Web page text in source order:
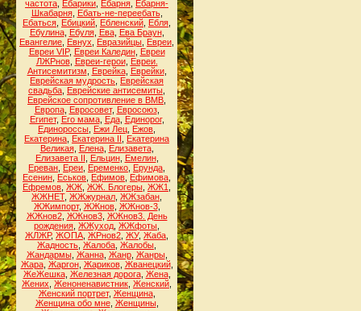
частота Ебарики Ебарня Ебарня-
Шкабарня, Ебать-не-переебать,
Ебаться Ебицкий Ебленский Ебля
Ебулина, Ебуля, Ева, Ева Браун,
Евангелие Евнух Евразийцы Евреи
Евреи VIP, Евреи Каледин, Евреи
ЛЖРнов, Евреи-герои, Евреи.
Антисемитизм
Еврейка, Еврейки,
Еврейская мудрость Еврейская
свадьба Еврейские антисемиты
Еврейское сопротивление в ВМВ
Европа, Евросовет, Евросоюз,
Египет, Его мама, Еда, Единорог,
Единороссы Ежи Лец Ежов
Екатерина Екатерина II
Екатерина
Великая, Елена, Елизавета,
Елизавета II
Ельцин, Емелин,
Ереван Ереи Еременко Ерунда
Есенин Еськов Ефимов Ефимова
Ефремов ЖЖ ЖЖ. Блогеры ЖЖ1
ЖЖНЕТ, ЖЖжурнал ЖЖзабан
ЖЖимпорт, ЖЖнов, ЖЖнов-3,
ЖЖнов2, ЖЖнов3, ЖЖнов3. День
рождения ЖЖуход ЖЖфоты
ЖЛЖР, ЖОПА ЖРнов2 ЖУ, Жаба
Жадность Жалоба Жалобы
Жандармы, Жанна, Жанр, Жанры,
Жара, Жаргон, Жариков, Жванецкий,
ЖеЖешка, Железная дорога, Жена,
Жених Женоненавистник Женский
Женский портрет, Женщина,
Женщина обо мне, Женщины,